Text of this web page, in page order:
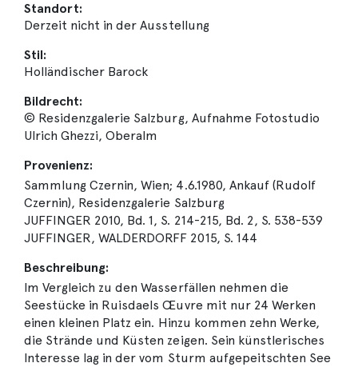
Standort:
Derzeit nicht in der Ausstellung
Stil:
Holländischer Barock
Bildrecht:
© Residenzgalerie Salzburg, Aufnahme Fotostudio
Ulrich Ghezzi, Oberalm
Provenienz:
Sammlung Czernin, Wien; 4.6.1980, Ankauf (Rudolf
Czernin), Residenzgalerie Salzburg
JUFFINGER 2010, Bd. 1, S. 214-215, Bd. 2, S. 538-539
JUFFINGER, WALDERDORFF 2015, S. 144
Beschreibung:
Im Vergleich zu den Wasserfällen nehmen die
Seestücke in Ruisdaels Œuvre mit nur 24 Werken
einen kleinen Platz ein. Hinzu kommen zehn Werke,
die Strände und Küsten zeigen. Sein künstlerisches
Interesse lag in der vom Sturm aufgepeitschten See